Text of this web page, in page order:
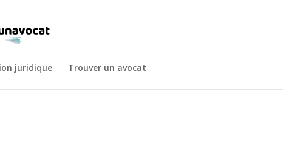
juridique Trouver un avocat